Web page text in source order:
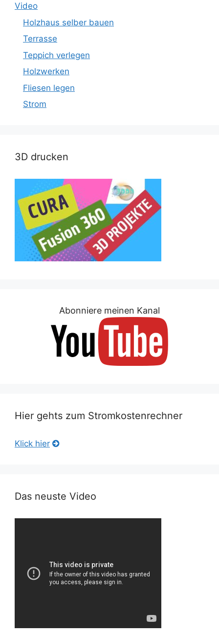
Video
Holzhaus selber bauen
Terrasse
Teppich verlegen
Holzwerken
Fliesen legen
Strom
3D drucken
Abonniere meinen Kanal
Hier gehts zum Stromkostenrechner
Klick hier
Das neuste Video